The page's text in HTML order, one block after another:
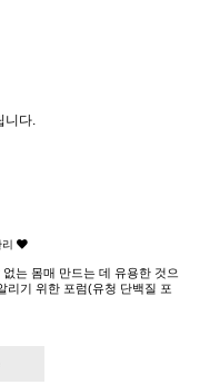
니다.
는 몸매 만드는 데 유용한 것으
리기 위한 포럼(유청 단백질 포